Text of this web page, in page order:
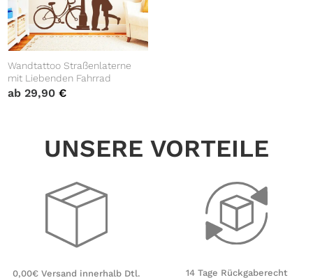
Wandtattoo Straßenlaterne
mit Liebenden Fahrrad
ab29,90€
UNSERE VORTEILE
0,00€ Versand innerhalb Dtl. 14 Tage Rückgaberecht